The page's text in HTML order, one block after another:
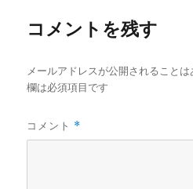
コメントを残す
メールアドレスが公開されることは
欄は必須項目です
コメント *